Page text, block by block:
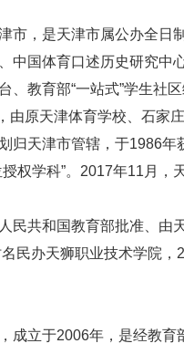
，是天津市属公办全日
中国体育口述历史研究中
、教育部“一站式”学生社
原天津体育学校、石家
归天津市管辖，于1986
权学科”。2017年11月，
共和国教育部批准、由天
办天狮职业技术学院，
立于2006年，是经教育